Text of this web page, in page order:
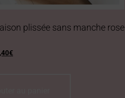
plissée sans manche rose
€